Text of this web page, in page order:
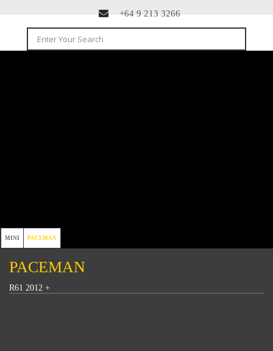
+64 9 213 3266
MINI PACEMAN
PACEMAN
R61 2012 +